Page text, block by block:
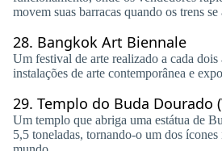
movem suas barracas quando os trens
28. Bangkok Art Biennale
Um festival de arte realizado a cada dois
instalações de arte contemporânea e
29. Templo do Buda Dourado
Um templo que abriga uma estátua de
5,5 toneladas, tornando-o um dos